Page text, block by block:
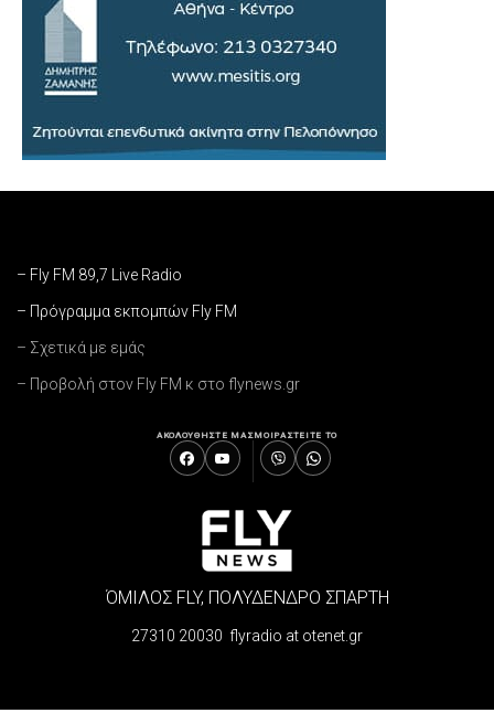
– Fly FM 89,7 Live Radio
– Πρόγραμμα εκπομπών Fly FM
– Σχετικά με εμάς
– Προβολή στον Fly FM κ στο flynews.gr
ΑΚΟΛΟΥΘΗΣΤΕ ΜΑΣΜΟΙΡΑΣΤΕΙΤΕ ΤΟ
ΌΜΙΛΟΣ FLY, ΠΟΛΥΔΕΝΔΡΟ ΣΠΑΡΤΗ
27310 20030 flyradio at otenet.gr